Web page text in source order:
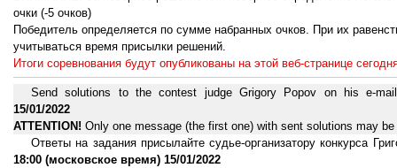
очки (-5 очков)
Победитель определяется по сумме набранных очков. При их
учитываться время присылки решений.
Итоги соревнования будут опубликованы на этой веб-странице
Send solutions to the contest judge Grigory Popov on his e-
15/01/2022
ATTENTION! Only one message (the first one) with sent solutions may
Ответы на задания присылайте судье-организатору конкурса
18:00 (московское время) 15/01/2022